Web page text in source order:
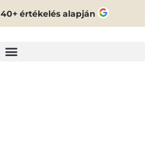
40+ értékelés alapján